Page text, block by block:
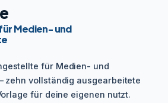
Medien- und
für Medien- und
zehn vollständig ausgearbeitete
für deine eigenen nutzt.